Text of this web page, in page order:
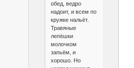
обед, ведро
надоит, и всем по
кружке нальёт.
Травяные
лепёшки
молочком
запьём, и
хорошо. Но